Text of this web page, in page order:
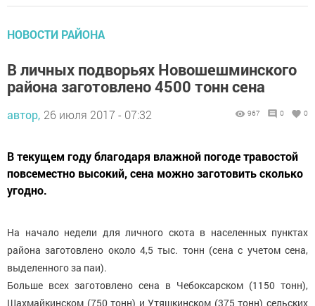
НОВОСТИ РАЙОНА
В личных подворьях Новошешминского
района заготовлено 4500 тонн сена
автор, 26 июля 2017 - 07:32 967 0 0
В текущем году благодаря влажной погоде травостой
повсеместно высокий, сена можно заготовить сколько
угодно.
На начало недели для личного скота в населенных пунктах
района заготовлено около 4,5 тыс. тонн (сена с учетом сена,
выделенного за паи).
Больше всех заготовлено сена в Чебоксарском (1150 тонн),
Шахмайкинском (750 тонн) и Утяшкинском (375 тонн) сельских